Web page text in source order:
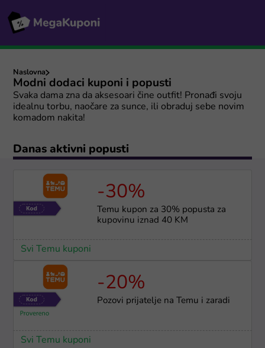
Naslovna
Modni dodaci kuponi i popusti
Svaka dama zna da aksesoari čine outfit! Pronađi svoju
idealnu torbu, naočare za sunce, ili obraduj sebe novim
komadom nakita!
Danas aktivni popusti
-30%
Temu kupon za 30% popusta za
kupovinu iznad 40 KM
Svi Temu kuponi
-20%
Pozovi prijatelje na Temu i zaradi
Svi Temu kuponi